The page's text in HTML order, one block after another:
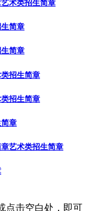
艺术类招生简章
简章
简章
招生简章
招生简章
章
艺术类招生简章
击空白处，即可